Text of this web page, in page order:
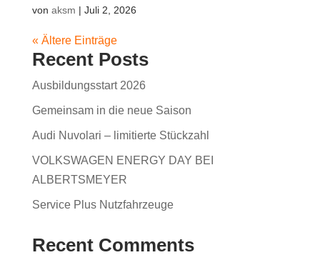
von aksm | Juli 2, 2026
« Ältere Einträge
Recent Posts
Ausbildungsstart 2026
Gemeinsam in die neue Saison
Audi Nuvolari – limitierte Stückzahl
VOLKSWAGEN ENERGY DAY BEI
ALBERTSMEYER
Service Plus Nutzfahrzeuge
Recent Comments